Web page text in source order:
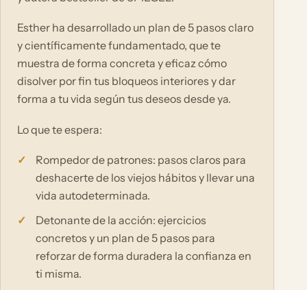
Esther ha desarrollado un plan de 5 pasos claro
y científicamente fundamentado, que te
muestra de forma concreta y eficaz cómo
disolver por fin tus bloqueos interiores y dar
forma a tu vida según tus deseos desde ya.
Lo que te espera:
Rompedor de patrones: pasos claros para
deshacerte de los viejos hábitos y llevar una
vida autodeterminada.
Detonante de la acción: ejercicios
concretos y un plan de 5 pasos para
reforzar de forma duradera la confianza en
ti misma.